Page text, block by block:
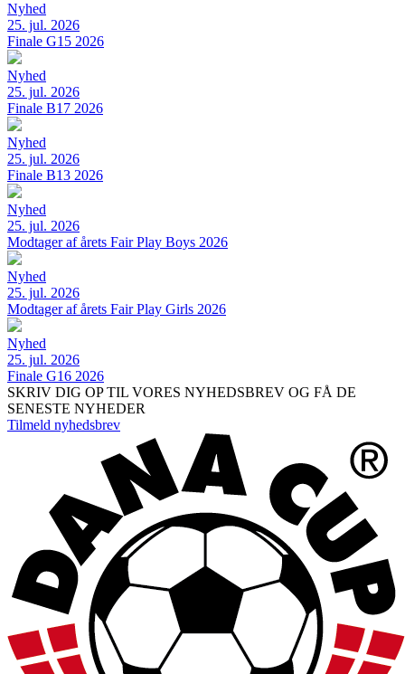
Nyhed
25. jul. 2026
Finale G15 2026
Nyhed
25. jul. 2026
Finale B17 2026
Nyhed
25. jul. 2026
Finale B13 2026
Nyhed
25. jul. 2026
Modtager af årets Fair Play Boys 2026
Nyhed
25. jul. 2026
Modtager af årets Fair Play Girls 2026
Nyhed
25. jul. 2026
Finale G16 2026
SKRIV DIG OP TIL VORES NYHEDSBREV OG FÅ DE
SENESTE NYHEDER
Tilmeld nyhedsbrev